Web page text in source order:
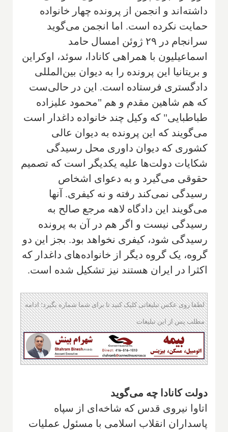
داشته‌اند و انجمن از پرونده چهار خانواده
حمایت نکرده است. اما انجمن می‌گوید
سرانجام در ۲۹ ژوئن امسال حامد
اسماعیلیون با همراهی کانادا، سوئد، اوکراین
و بریتانیا این پرونده را به دیوان بین‌المللی
دادگستری فرستاده است. این در حالی‌ست
که هم شاهین مقدم و هم "محمود علیزاده
طباطبایی" که وکیل چند خانواده داغدار است
می‌گویند که این پرونده به دیوان عالی
کشوری که دیوان داوری محل رسیدگی
شکایات دولت‌ها علیه یکدیگر است که تصمیم
حقوقی می‌گیرد و به دعوای اشخاص
رسیدگی نمی‌کند رفته و نه کیفری. آنها
می‌گویند این دادگاه لاهه مرجع صالح به
رسیدگی نیست و اگر هم در آن به پرونده
رسیدگی شود، کیفری نخواهد بود. بجز این دو
گروه، یک گروه دیگر از خانواده‌های داغدار که
اکثرا در ایران هستند نیز تشکیل شده است.
لطفا روی عکس تبلیغاتی کلیک کنید تا برای شما شماره بگیرد؛ ادامه
مطلب پس از این تبلیغات
دولت کانادا چه می‌گوید
اتاوا نیروی قدس که شاخه‌ای از سپاه
پاسداران انقلاب اسلامی با مسئول عملیات